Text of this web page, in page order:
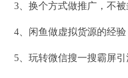
3、换个方式做推广，不
4、闲鱼做虚拟货源的经
5、玩转微信搜一搜霸屏